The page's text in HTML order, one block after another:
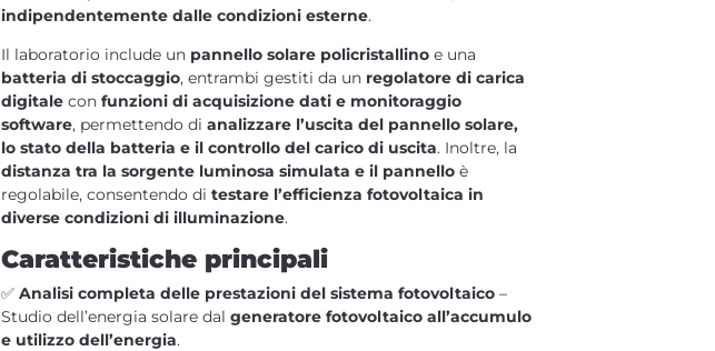
indipendentemente dalle condizioni esterne.
Il laboratorio include un pannello solare policristallino e una
batteria di stoccaggio, entrambi gestiti da un regolatore di carica
digitale con funzioni di acquisizione dati e monitoraggio
software, permettendo di analizzare l’uscita del pannello solare,
lo stato della batteria e il controllo del carico di uscita. Inoltre, la
distanza tra la sorgente luminosa simulata e il pannello è
regolabile, consentendo di testare l’efficienza fotovoltaica in
diverse condizioni di illuminazione.
Caratteristiche principali
✅ Analisi completa delle prestazioni del sistema fotovoltaico –
Studio dell’energia solare dal generatore fotovoltaico all’accumulo
e utilizzo dell’energia.